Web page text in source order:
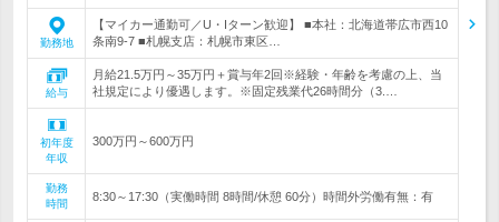
勤務地
【マイカー通勤可／U・Iターン歓迎】 ■本社：北海道帯広市西10
条南9-7 ■札幌支店：札幌市東区…
給与
月給21.5万円～35万円＋賞与年2回※経験・年齢を考慮の上、当
社規定により優遇します。※固定残業代26時間分（3.…
初年度
年収
300万円～600万円
勤務
時間
8:30～17:30（実働時間 8時間/休憩 60分）時間外労働有無：有